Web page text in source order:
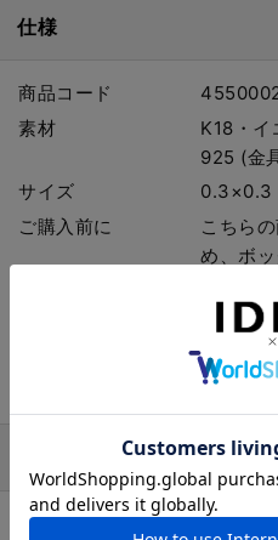
仕様
商品コード
素材
K18・イ
925 (金
サイズ
0.3×0.3
ご購入前に
こちら
め、ボ
入用の
「お渡
ださい。
商品詳細説明
CHERRY BROWNの作品は